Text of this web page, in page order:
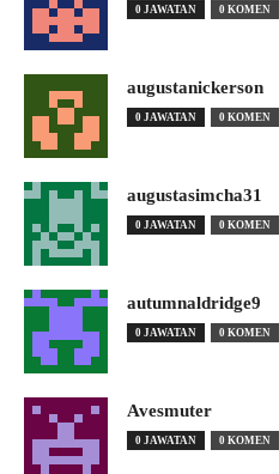
0 JAWATAN 0 KOMEN
augustanickerson
0 JAWATAN 0 KOMEN
augustasimcha31
0 JAWATAN 0 KOMEN
autumnaldridge9
0 JAWATAN 0 KOMEN
Avesmuter
0 JAWATAN 0 KOMEN